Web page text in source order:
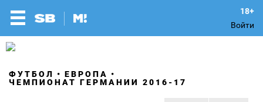
Войти
ФУТБОЛ
ЕВРОПА
ЧЕМПИОНАТ ГЕРМАНИИ 2016-17